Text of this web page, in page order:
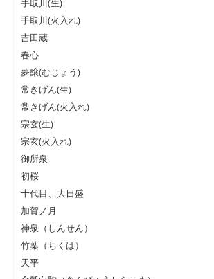
手取川(火入れ)
吉田蔵
春心
夢醸(むじょう)
常きげん(生)
常きげん(火入れ)
宗玄(生)
宗玄(火入れ)
御所泉
初桜
十代目、大日盛
加賀ノ月
神泉（しんせん）
竹葉（ちくは）
天平